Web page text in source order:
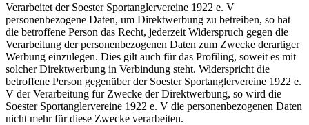
Verarbeitet der Soester Sportanglervereine 1922 e. V
personenbezogene Daten, um Direktwerbung zu betreiben, so hat
die betroffene Person das Recht, jederzeit Widerspruch gegen die
Verarbeitung der personenbezogenen Daten zum Zwecke derartiger
Werbung einzulegen. Dies gilt auch für das Profiling, soweit es mit
solcher Direktwerbung in Verbindung steht. Widerspricht die
betroffene Person gegenüber der Soester Sportanglervereine 1922 e.
V der Verarbeitung für Zwecke der Direktwerbung, so wird die
Soester Sportanglervereine 1922 e. V die personenbezogenen Daten
nicht mehr für diese Zwecke verarbeiten.